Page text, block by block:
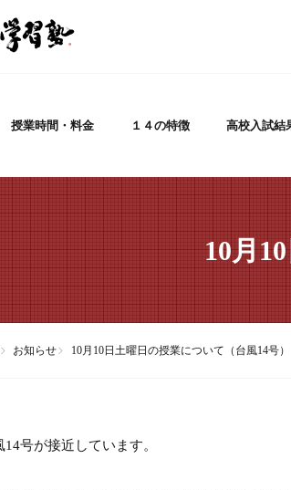
授業時間・料金 １４の特徴 高校入試結
10月
お知らせ 10月10日土曜日の授業について（台風14号）
14号が接近しています。